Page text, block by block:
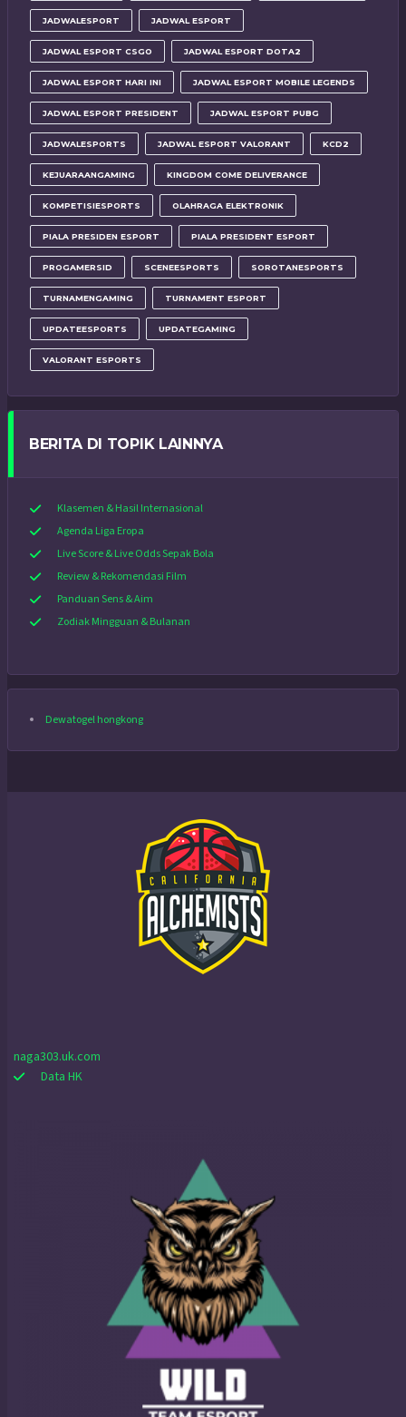
JADWALESPORT JADWAL ESPORT
JADWAL ESPORT CSGO JADWAL ESPORT DOTA2
JADWAL ESPORT HARI INI JADWAL ESPORT MOBILE LEGENDS
JADWAL ESPORT PRESIDENT JADWAL ESPORT PUBG
JADWALESPORTS JADWAL ESPORT VALORANT KCD2
KEJUARAANGAMING KINGDOM COME DELIVERANCE
KOMPETISIESPORTS OLAHRAGA ELEKTRONIK
PIALA PRESIDEN ESPORT PIALA PRESIDENT ESPORT
PROGAMERSID SCENEESPORTS SOROTANESPORTS
TURNAMENGAMING TURNAMENT ESPORT
UPDATEESPORTS UPDATEGAMING
VALORANT ESPORTS
BERITA DI TOPIK LAINNYA
Klasemen & Hasil Internasional
Agenda Liga Eropa
Live Score & Live Odds Sepak Bola
Review & Rekomendasi Film
Panduan Sens & Aim
Zodiak Mingguan & Bulanan
Dewatogel hongkong
naga303.uk.com
Data HK